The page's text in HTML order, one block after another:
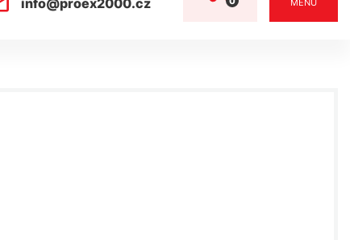
info@proex2000.cz